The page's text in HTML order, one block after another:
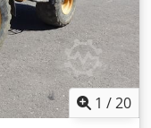
1 /20